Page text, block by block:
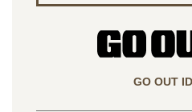
GO OUT